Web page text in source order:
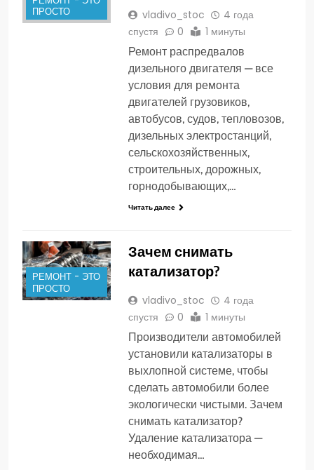
ПРОСТО
vladivo_stoc
4 года
спустя
0 1 минуты
Ремонт распредвалов
дизельного двигателя — все
условия для ремонта
двигателей грузовиков,
автобусов, судов, тепловозов,
дизельных электростанций,
сельскохозяйственных,
строительных, дорожных,
горнодобывающих,…
Читать далее
РЕМОНТ - ЭТО
ПРОСТО
Зачем снимать
катализатор?
vladivo_stoc
4 года
спустя
0 1 минуты
Производители автомобилей
установили катализаторы в
выхлопной системе, чтобы
сделать автомобили более
экологически чистыми. Зачем
снимать катализатор?
Удаление катализатора —
необходимая…